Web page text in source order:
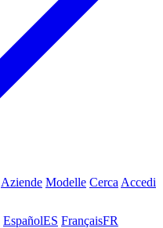
Aziende Modelle Cerca Accedi
EspañolES FrançaisFR